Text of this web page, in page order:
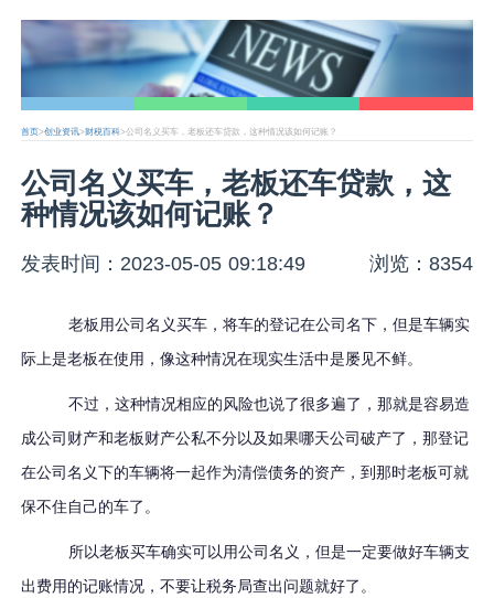
首页>创业资讯>财税百科>公司名义买车，老板还车贷款，这种情况该如何记账？
公司名义买车，老板还车贷款，这
种情况该如何记账？
发表时间：2023-05-05 09:18:49 浏览：8354
老板用公司名义买车，将车的登记在公司名下，但是车辆实
际上是老板在使用，像这种情况在现实生活中是屡见不鲜。
不过，这种情况相应的风险也说了很多遍了，那就是容易造
成公司财产和老板财产公私不分以及如果哪天公司破产了，那登记
在公司名义下的车辆将一起作为清偿债务的资产，到那时老板可就
保不住自己的车了。
所以老板买车确实可以用公司名义，但是一定要做好车辆支
出费用的记账情况，不要让税务局查出问题就好了。